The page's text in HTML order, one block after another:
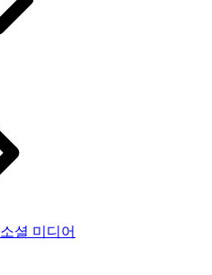
소셜 미디어